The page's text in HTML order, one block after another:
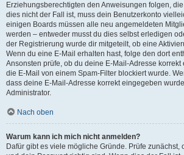
Erziehungsberechtigten den Anweisungen folgen,
dies nicht der Fall ist, muss dein Benutzerkonto
einigen Boards müssen alle neu angemeldeten
werden – entweder musst du dies selbst erledigen
der Registrierung wurde dir mitgeteilt, ob eine
Wenn du eine E-Mail erhalten hast, folge den dort
Ansonsten prüfe, ob du deine E-Mail-Adresse
die E-Mail von einem Spam-Filter blockiert wurde.
dass deine E-Mail-Adresse korrekt eingegeben
Administrator.
Nach oben
Warum kann ich mich nicht anmelden?
Dafür gibt es viele mögliche Gründe. Prüfe zunächst,